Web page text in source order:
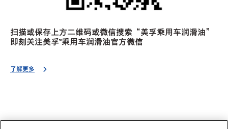
扫描或保存上方二维码或微信搜索“美孚乘用车润滑油”
即刻关注美孚™乘用车润滑油官方微信
了解更多